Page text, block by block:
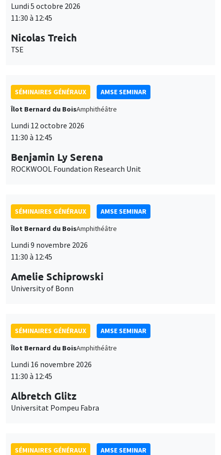
Lundi 5 octobre 2026
11:30 à 12:45
Nicolas Treich
TSE
SÉMINAIRES GÉNÉRAUX
AMSE SEMINAR
Îlot Bernard du BoisAmphithéâtre
Lundi 12 octobre 2026
11:30 à 12:45
Benjamin Ly Serena
ROCKWOOL Foundation Research Unit
SÉMINAIRES GÉNÉRAUX
AMSE SEMINAR
Îlot Bernard du BoisAmphithéâtre
Lundi 9 novembre 2026
11:30 à 12:45
Amelie Schiprowski
University of Bonn
SÉMINAIRES GÉNÉRAUX
AMSE SEMINAR
Îlot Bernard du BoisAmphithéâtre
Lundi 16 novembre 2026
11:30 à 12:45
Albretch Glitz
Universitat Pompeu Fabra
SÉMINAIRES GÉNÉRAUX
AMSE SEMINAR